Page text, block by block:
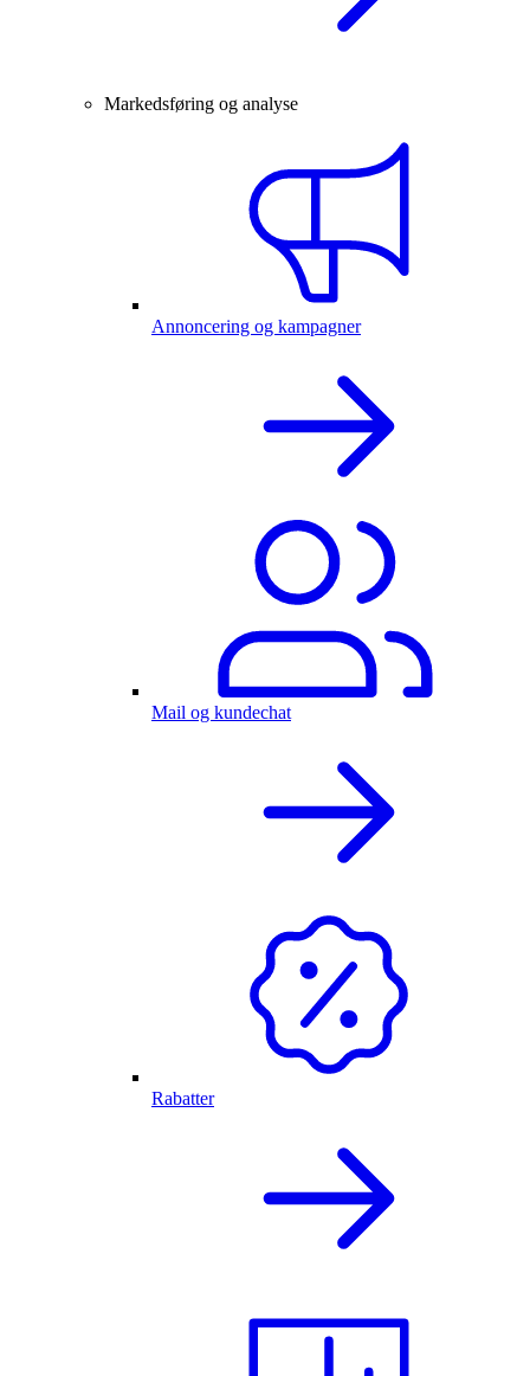
Markedsføring og analyse
Annoncering og kampagner
Mail og kundechat
Rabatter